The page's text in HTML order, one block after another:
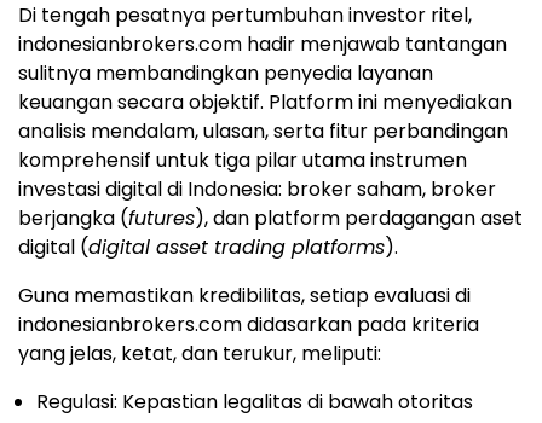
Di tengah pesatnya pertumbuhan investor ritel,
indonesianbrokers.com hadir menjawab tantangan
sulitnya membandingkan penyedia layanan
keuangan secara objektif. Platform ini menyediakan
analisis mendalam, ulasan, serta fitur perbandingan
komprehensif untuk tiga pilar utama instrumen
investasi digital di Indonesia: broker saham, broker
berjangka (futures), dan platform perdagangan aset
digital (digital asset trading platforms).
Guna memastikan kredibilitas, setiap evaluasi di
indonesianbrokers.com didasarkan pada kriteria
yang jelas, ketat, dan terukur, meliputi:
Regulasi: Kepastian legalitas di bawah otoritas